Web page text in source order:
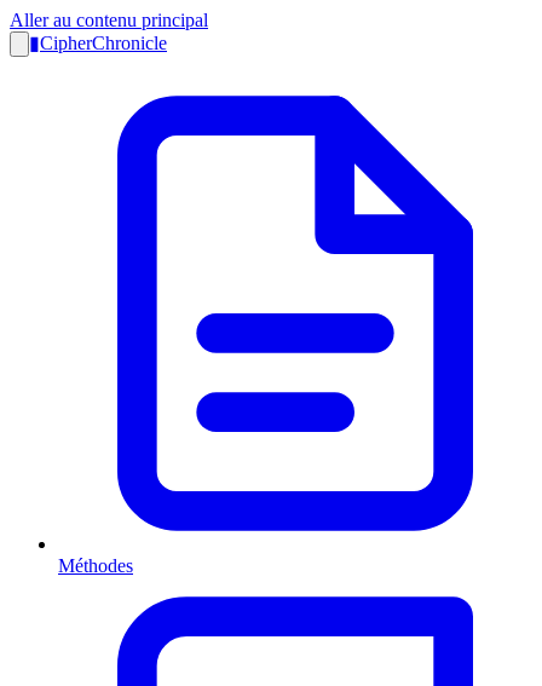
Aller au contenu principal
▮CipherChronicle
Méthodes